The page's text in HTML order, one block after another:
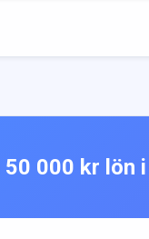
50 000 kr lön i